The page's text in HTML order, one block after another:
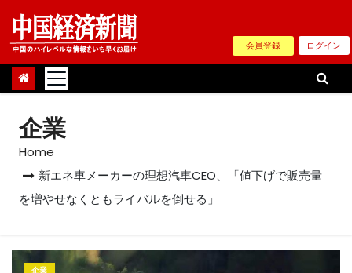
Skip
content
会員登録 ログイン
企業
Home
新エネ車メーカーの理想汽車CEO、「値下げで販売量
を増やせなくともライバルを倒せる」
企業